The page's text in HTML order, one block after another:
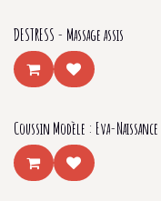
DESTRESS - Massage assis
Coussin Modèle : Eva-Naissance